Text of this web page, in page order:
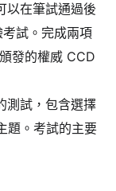
在筆試通過後
試。完成兩項
發的權威 CCD
測試，包含選擇
題。考試的主要